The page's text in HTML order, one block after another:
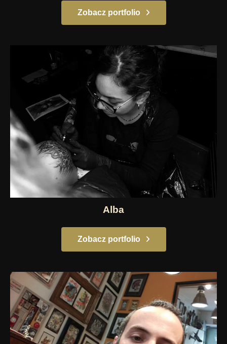
Zobacz portfolio
Alba
Zobacz portfolio